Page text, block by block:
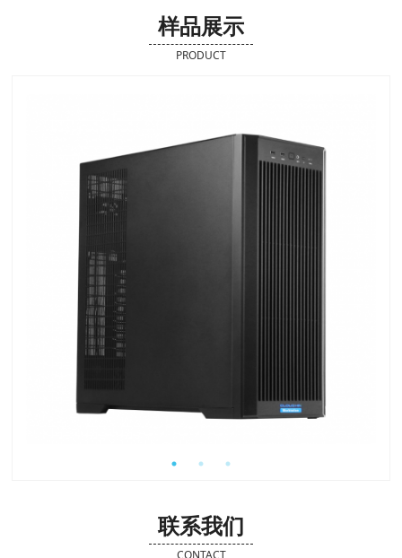
样品展示
PRODUCT
联系我们
CONTACT